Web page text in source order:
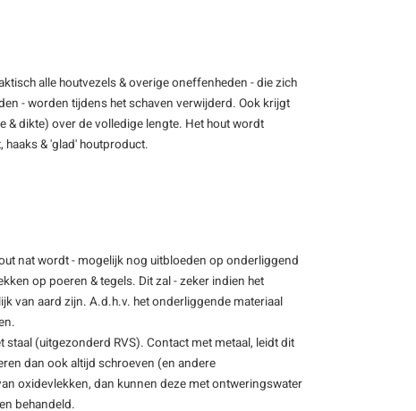
alle houtvezels & overige oneffenheden - die zich
- worden tijdens het schaven verwijderd. Ook krijgt
& dikte) over de volledige lengte. Het hout wordt
& 'glad' houtproduct.
nat wordt - mogelijk nog uitbloeden op onderliggend
op poeren & tegels. Dit zal - zeker indien het
van aard zijn. A.d.h.v. het onderliggende materiaal
(uitgezonderd RVS). Contact met metaal, leidt dit
dan ook altijd schroeven (en andere
oxidevlekken, dan kunnen deze met ontweringswater
behandeld.